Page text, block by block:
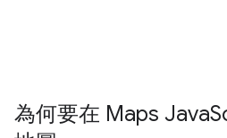
為何要在 Maps Java